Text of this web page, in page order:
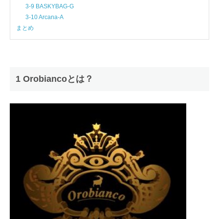
3-9 BASKYBAG-G
3-10 Arcana-A
まとめ
1 Orobiancoとは？